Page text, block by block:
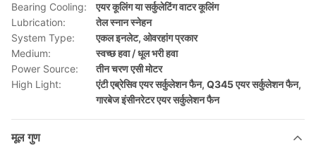
Bearing Cooling:
एयर कूलिंग या सर्कुलेटिंग वाटर कूलिंग
Lubrication:
तेल स्नान स्नेहन
System Type:
एकल इनलेट, ओवरहांग प्रकार
Medium:
स्वच्छ हवा / धूल भरी हवा
Power Source:
तीन चरण एसी मोटर
High Light:
एंटी एब्रेसिव एयर सर्कुलेशन फैन, Q345 एयर सर्कुलेशन फैन,
गारबेज इंसीनरेटर एयर सर्कुलेशन फैन
मूल गुण